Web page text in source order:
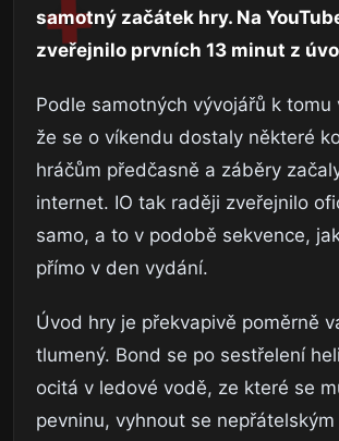
samotný začátek hry. Na
zveřejnilo prvních 13 minut z
Podle samotných vývojářů k tomu
že se o víkendu dostaly některé
hráčům předčasně a záběry
internet. IO tak raději zveřejnilo
samo, a to v podobě sekvence,
přímo v den vydání.
Úvod hry je překvapivě poměrně
tlumený. Bond se po sestřelení
ocitá v ledové vodě, ze které se
pevninu, vyhnout se